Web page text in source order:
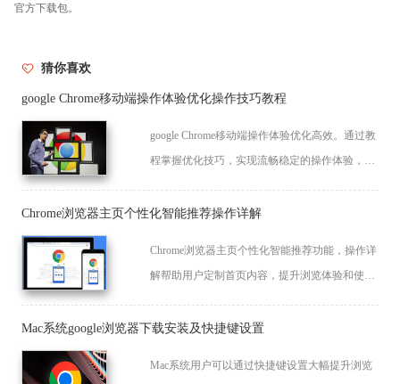
官方下载包。
猜你喜欢
google Chrome移动端操作体验优化操作技巧教程
google Chrome移动端操作体验优化高效。通过教
程掌握优化技巧，实现流畅稳定的操作体验，让
Chrome浏览器主页个性化智能推荐操作详解
Chrome浏览器主页个性化智能推荐功能，操作详
解帮助用户定制首页内容，提升浏览体验和使用
Mac系统google浏览器下载安装及快捷键设置
Mac系统用户可以通过快捷键设置大幅提升浏览